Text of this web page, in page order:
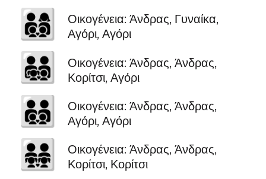
👨‍👩‍👦‍👦
Οικογένεια: Άνδρας, Γυναίκα,
Αγόρι, Αγόρι
👨‍👨‍👧‍👦
Οικογένεια: Άνδρας, Άνδρας,
Κορίτσι, Αγόρι
👨‍👨‍👦‍👦
Οικογένεια: Άνδρας, Άνδρας,
Αγόρι, Αγόρι
👨‍👨‍👧‍👧
Οικογένεια: Άνδρας, Άνδρας,
Κορίτσι, Κορίτσι